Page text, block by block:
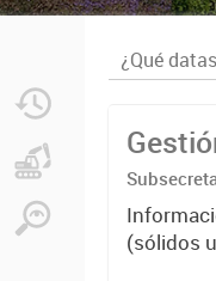
(sólidos